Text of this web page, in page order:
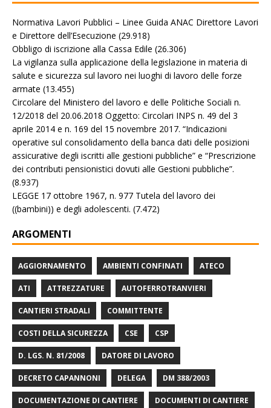
Normativa Lavori Pubblici – Linee Guida ANAC Direttore Lavori
e Direttore dell’Esecuzione (29.918)
Obbligo di iscrizione alla Cassa Edile (26.306)
La vigilanza sulla applicazione della legislazione in materia di
salute e sicurezza sul lavoro nei luoghi di lavoro delle forze
armate (13.455)
Circolare del Ministero del lavoro e delle Politiche Sociali n.
12/2018 del 20.06.2018 Oggetto: Circolari INPS n. 49 del 3
aprile 2014 e n. 169 del 15 novembre 2017. “Indicazioni
operative sul consolidamento della banca dati delle posizioni
assicurative degli iscritti alle gestioni pubbliche” e “Prescrizione
dei contributi pensionistici dovuti alle Gestioni pubbliche”.
(8.937)
LEGGE 17 ottobre 1967, n. 977 Tutela del lavoro dei
((bambini)) e degli adolescenti. (7.472)
ARGOMENTI
AGGIORNAMENTO AMBIENTI CONFINATI ATECO
ATI ATTREZZATURE AUTOFERROTRANVIERI
CANTIERI STRADALI COMMITTENTE
COSTI DELLA SICUREZZA CSE CSP
D. LGS. N. 81/2008 DATORE DI LAVORO
DECRETO CAPANNONI DELEGA DM 388/2003
DOCUMENTAZIONE DI CANTIERE DOCUMENTI DI CANTIERE